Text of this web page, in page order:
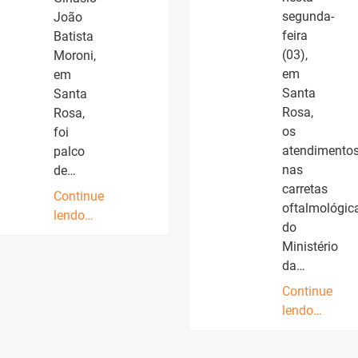
João
Batista
Moroni,
em
Santa
Rosa,
foi
palco
de…
Continue
lendo…
segunda-
feira
(03),
em
Santa
Rosa,
os
nas
carretas
do
Ministério
da…
Continue
lendo…